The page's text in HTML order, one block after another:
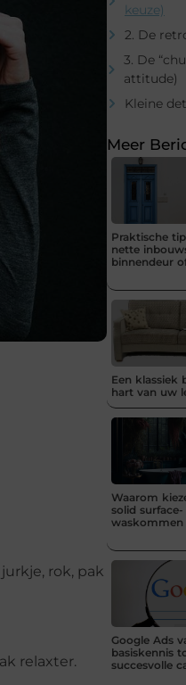
rok, pak
relaxter.
keuze)
2. De
3. De
attitude)
Kleine
Meer
Praktische
nette
binnendeur
Een klassiek
hart van uw
Waarom
solid surface-
waskommen
Google Ads
basiskennis
succesvolle